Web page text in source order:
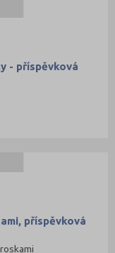
- příspěvková
příspěvková